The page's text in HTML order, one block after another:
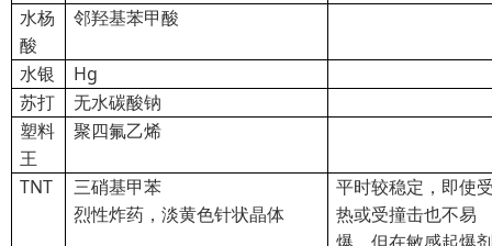
水杨
酸
邻羟基苯甲酸
水银
Hg
苏打
无水碳酸钠
塑料
王
聚四氟乙烯
TNT
三硝基甲苯
烈性炸药，淡黄色针状晶体
平时较稳定，即使
热或受撞击也不易